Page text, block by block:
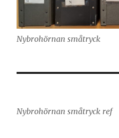
Nybrohörnan småtryck
Nybrohörnan småtryck ref